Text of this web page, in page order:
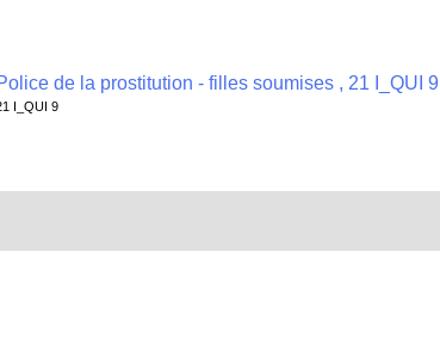
de la prostitution - filles soumises , 21 I_QUI 9
I_QUI 9